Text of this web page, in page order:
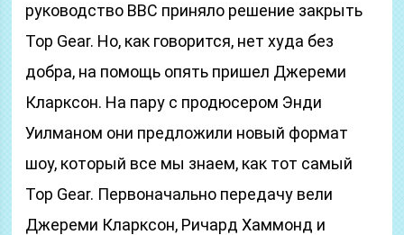
руководство BBC приняло решение закрыть
Top Gear. Но, как говорится, нет худа без
добра, на помощь опять пришел Джереми
Кларксон. На пару с продюсером Энди
Уилманом они предложили новый формат
шоу, который все мы знаем, как тот самый
Top Gear. Первоначально передачу вели
Джереми Кларксон, Ричард Хаммонд и